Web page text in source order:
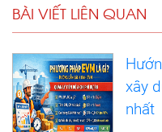
BÀI VIẾT LIÊN QUAN
xây
nhất